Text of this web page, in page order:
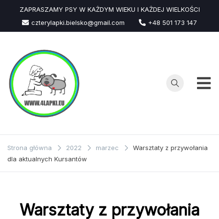
Przejdź
treści
ZAPRASZAMY PSY W KAŻDYM WIEKU I KAŻDEJ WIELKOŚCI
czterylapki.bielsko@gmail.com
+48 501 173 147
Strona główna 2022 marzec
Warsztaty z przywołania
dla aktualnych Kursantów
Warsztaty z przywołania